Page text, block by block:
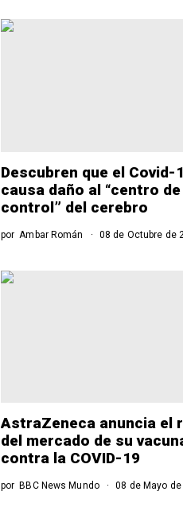
Descubren que el Covid-
causa daño al “centro de
control” del cerebro
por Ambar Román 08 de Octubre de
AstraZeneca anuncia el
del mercado de su
contra la COVID-19
por BBC News Mundo 08 de Mayo